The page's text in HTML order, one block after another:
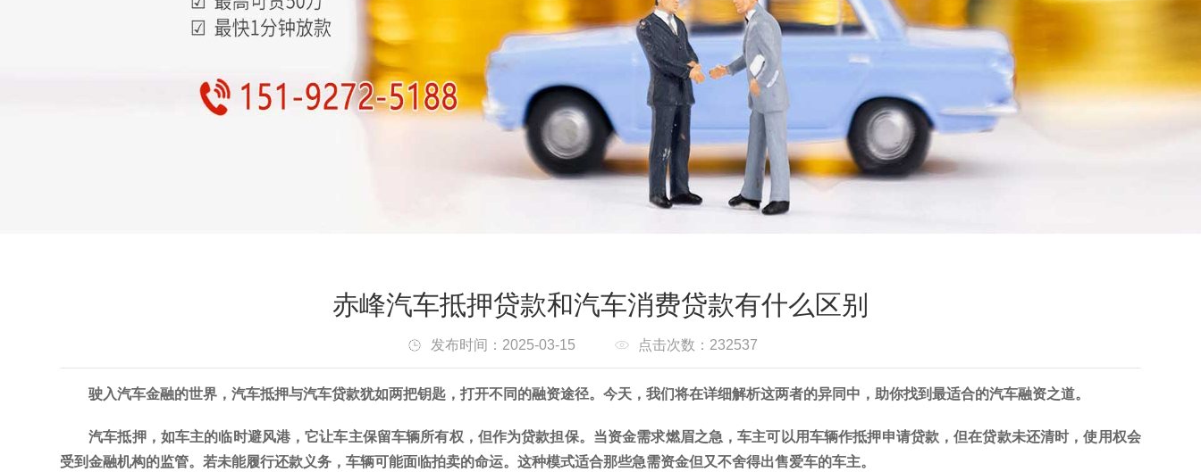
赤峰汽车抵押贷款和汽车消费贷款有什么区别
发布时间：2025-03-15 点击次数：232537
驶入汽车金融的世界，汽车抵押与汽车贷款犹如两把钥匙，打开不同的融资途径。今天，我们将在详细解析这两者的异同中，助你找到最适合的汽车融资之道。
汽车抵押，如车主的临时避风港，它让车主保留车辆所有权，但作为贷款担保。当资金需求燃眉之急，车主可以用车辆作抵押申请贷款，但在贷款未还清时，使用权会
受到金融机构的监管。若未能履行还款义务，车辆可能面临拍卖的命运。这种模式适合那些急需资金但又不舍得出售爱车的车主。